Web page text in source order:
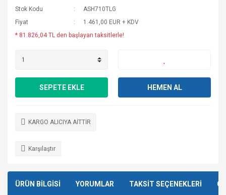
Stok Kodu
ASH710TLG
Fiyat
1.461,00 EUR + KDV
* 81.826,04 TL den başlayan taksitlerle!
SEPETE EKLE HEMEN AL
KARGO ALICIYA AİTTİR
Karşılaştır
ÜRÜN BİLGİSİ YORUMLAR TAKSİT SEÇENEKLERİ